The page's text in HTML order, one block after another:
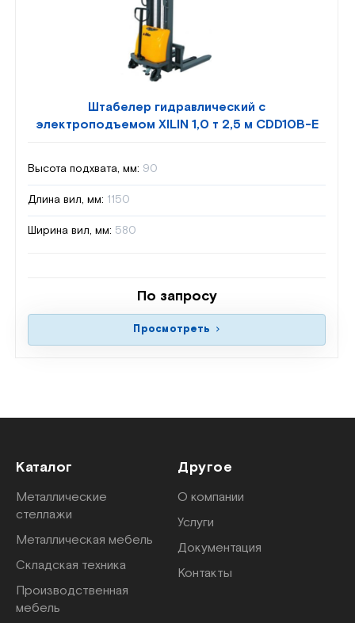
Штабелер гидравлический с
электроподъемом XILIN 1,0 т 2,5 м CDD10B-E
Высота подхвата, мм: 90
Длина вил, мм: 1150
Ширина вил, мм: 580
По запросу
Просмотреть
Каталог
Металлические
стеллажи
Металлическая мебель
Складская техника
Производственная
мебель
Другое
О компании
Услуги
Документация
Контакты